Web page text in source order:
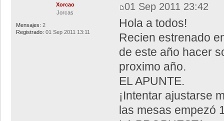
Xorcao
Jorcas
Mensajes: 2
Registrado: 01 Sep 2011 13:11
01 Sep 2011 23:42
Hola a todos!
Recien estrenado
de este año hacer
proximo año.
EL APUNTE.
¡Intentar ajustarse
las mesas empezó